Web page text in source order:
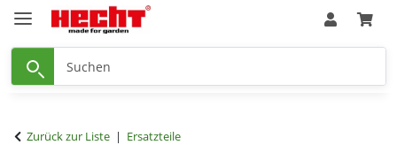
Zurück zur Liste Ersatzteile